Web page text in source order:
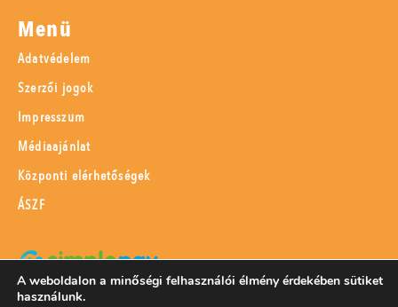
Menü
Adatvédelem
Szerzői jogok
Impresszum
Médiaajánlat
Központi elérhetőségek
ÁSZF
SimplePay adattovábbítási nyilatkozat
A weboldalon a minőségi felhasználói élmény érdekében sütiket
használunk.